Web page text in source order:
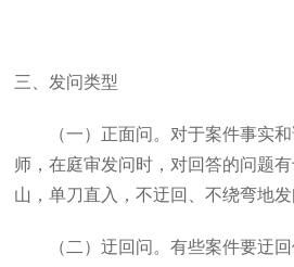
三、发问类型
（一）正面问。对于案件事实和
师，在庭审发问时，对回答的问题
山，单刀直入，不迂回、不绕弯地发
（二）迂回问。有些案件要迂回